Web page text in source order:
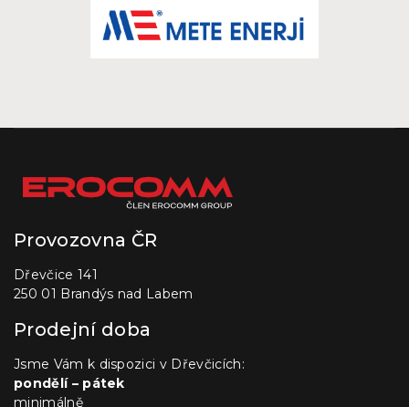
Provozovna ČR
Dřevčice 141
250 01 Brandýs nad Labem
Prodejní doba
Jsme Vám k dispozici v Dřevčicích:
pondělí – pátek
minimálně